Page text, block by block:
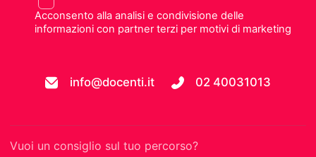
Acconsento alla analisi e condivisione delle
informazioni con partner terzi per motivi di marketing
info@docenti.it 02 40031013
Vuoi un consiglio sul tuo percorso?